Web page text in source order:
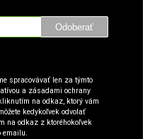
Odoberať
spracovávať len za týmto
a zásadami ochrany
na odkaz, ktorý vám
kedykoľvek odvolať
na odkaz z ktoréhokoľvek
emailu.